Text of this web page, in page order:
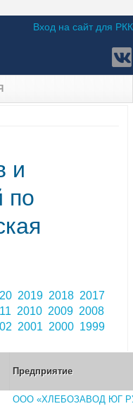
Вход на сайт для РКК
и
по
2019 2018 2017
2010 2009 2008
2001 2000 1999
Предприятие
ООО «ХЛЕБОЗАВОД ЮГ